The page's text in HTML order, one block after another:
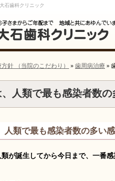
人類で最も感染者数
石歯科クリニック
針 （当院のこだわり） » 歯周病治療 »
人類で最も感染者数の多い
類が誕生してから今日まで、一番